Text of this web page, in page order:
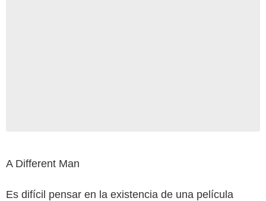
A Different Man
Es difícil pensar en la existencia de una película